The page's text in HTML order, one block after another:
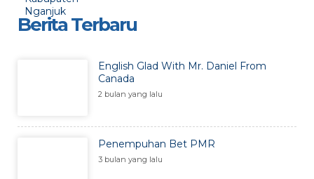
Berita Terbaru
English Glad With Mr. Daniel From
Canada
2 bulan yang lalu
Penempuhan Bet PMR
3 bulan yang lalu